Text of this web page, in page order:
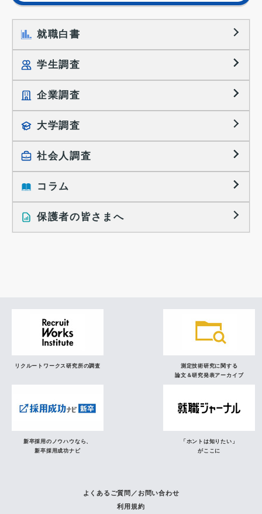
就職白書
学生調査
就職プロセス調査
就職活動TOPICS
大学生の実態調査
働きたい組織の特徴
大学生の地域間移動レポート
就職活動に関するレポート
企業調査
採用に関する調査
採用活動に関するレポート
大学調査
社会人調査
就職活動と入社後の就業
就業レディネス研究
コラム
インタビュー記事
保護者の皆さまへ
リクルートワークス研究所の調査
測定技術研究に関する
論文＆研究発表アーカイブ
新卒採用のノウハウなら、
新卒採用成功ナビ
「ホントは知りたい」
がここに
よくあるご質問／お問い合わせ
利用規約